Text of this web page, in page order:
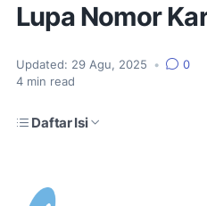
Lupa Nomor
Updated: 29 Agu, 2025 •
0
4 min read
Daftar Isi